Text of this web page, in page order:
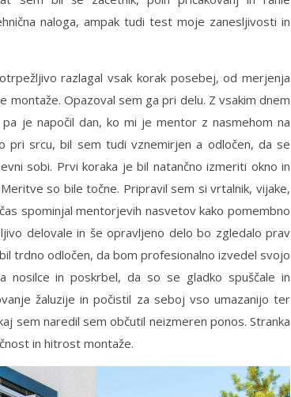
naloga, ampak tudi test moje zanesljivosti in
razlagal vsak korak posebej, od merjenja
Opazoval sem ga pri delu. Z vsakim dnem
je napočil dan, ko mi je mentor z nasmehom na
pri srcu, bil sem tudi vznemirjen a odločen, da se
sobi. Prvi koraka je bil natančno izmeriti okno in
so bile točne. Pripravil sem si vrtalnik, vijake,
spominjal mentorjevih nasvetov kako pomembno
delovale in še opravljeno delo bo zgledalo prav
trdno odločen, da bom profesionalno izvedel svojo
nosilce in poskrbel, da so se gladko spuščale in
žaluzije in počistil za seboj vso umazanijo ter
sem naredil sem občutil neizmeren ponos. Stranka
in hitrost montaže.